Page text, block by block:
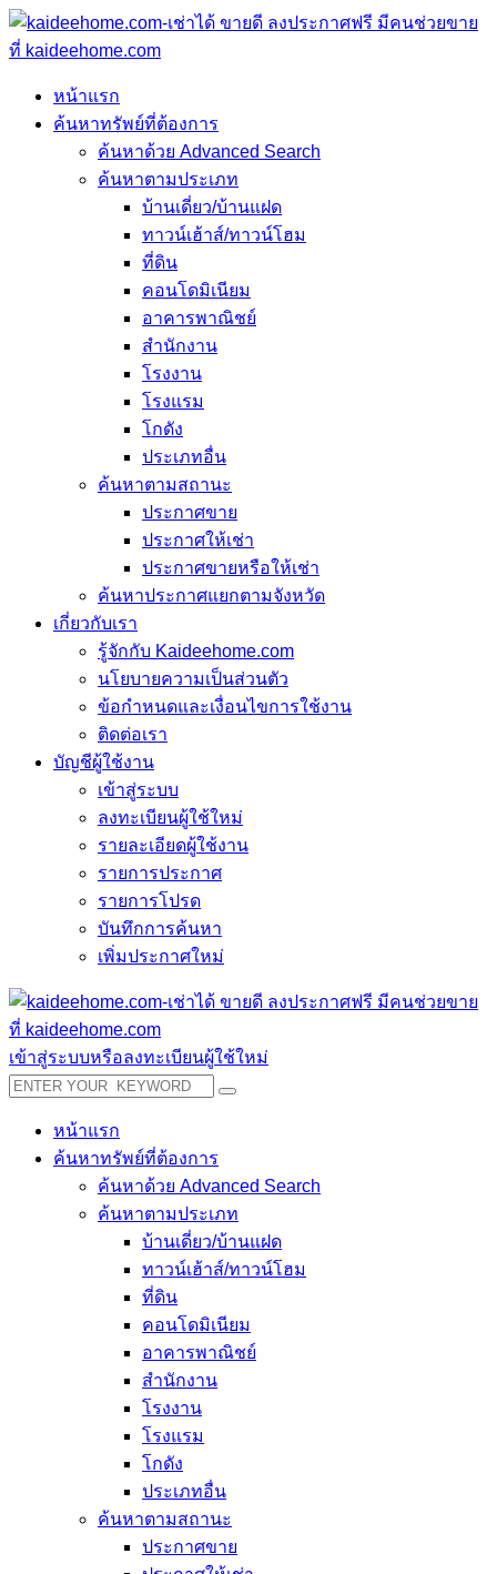
หน้าแรก
ค้นหาทรัพย์ที่ต้องการ
ค้นหาด้วย Advanced Search
ค้นหาตามประเภท
บ้านเดี่ยว/บ้านแฝด
ทาวน์เฮ้าส์/ทาวน์โฮม
ที่ดิน
คอนโดมิเนียม
อาคารพาณิชย์
สำนักงาน
โรงงาน
โรงแรม
โกดัง
ประเภทอื่น
ค้นหาตามสถานะ
ประกาศขาย
ประกาศให้เช่า
ประกาศขายหรือให้เช่า
ค้นหาประกาศแยกตามจังหวัด
เกี่ยวกับเรา
รู้จักกับ Kaideehome.com
นโยบายความเป็นส่วนตัว
ข้อกำหนดและเงื่อนไขการใช้งาน
ติดต่อเรา
บัญชีผู้ใช้งาน
เข้าสู่ระบบ
ลงทะเบียนผู้ใช้ใหม่
รายละเอียดผู้ใช้งาน
รายการประกาศ
รายการโปรด
บันทึกการค้นหา
เพิ่มประกาศใหม่
เข้าสู่ระบบหรือลงทะเบียนผู้ใช้ใหม่
หน้าแรก
ค้นหาทรัพย์ที่ต้องการ
ค้นหาด้วย Advanced Search
ค้นหาตามประเภท
บ้านเดี่ยว/บ้านแฝด
ทาวน์เฮ้าส์/ทาวน์โฮม
ที่ดิน
คอนโดมิเนียม
อาคารพาณิชย์
สำนักงาน
โรงงาน
โรงแรม
โกดัง
ประเภทอื่น
ค้นหาตามสถานะ
ประกาศขาย